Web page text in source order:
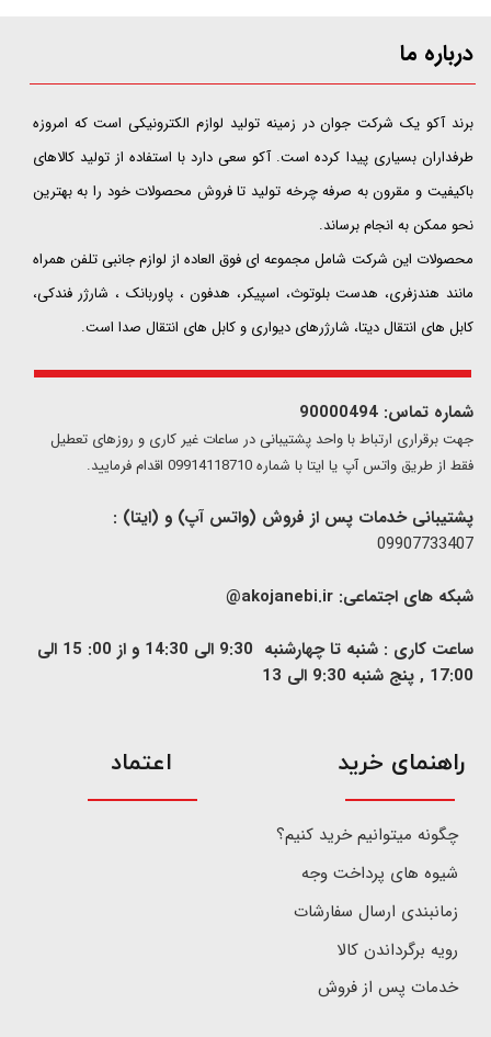
درباره ما
​​​​​​​برند آکو یک شرکت جوان در زمینه تولید لوازم الکترونیکی است که امروزه
طرفداران بسیاری پیدا کرده است. آکو سعی دارد با استفاده از تولید کالاهای
باکیفیت و مقرون به صرفه چرخه تولید تا فروش محصولات خود را به بهترین
نحو ممکن به انجام برساند.
محصولات این شرکت شامل مجموعه ای فوق العاده از لوازم جانبی تلفن همراه
مانند هندزفری، هدست بلوتوث، اسپیکر، هدفون ، پاوربانک ، شارژر فندکی،
کابل های انتقال دیتا، شارژرهای دیواری و کابل های انتقال صدا است.
شماره تماس: 90000494
​​جهت برقراری ارتباط با واحد پشتیبانی در ساعات غیر کاری و روزهای تعطیل
فقط از طریق واتس آپ یا ایتا با شماره 09914118710 اقدام فرمایید.
پشتیبانی خدمات پس از فروش (واتس آپ) و (ایتا) :
09907733407
شبکه های اجتماعی: akojanebi.ir@
ساعت کاری : شنبه تا چهارشنبه 9:30 الی 14:30 و از 00: 15 الی
17:00 , پنج شنبه 9:30 الی 13
​راهنمای خرید
چگونه میتوانیم خرید کنیم؟
شیوه های پرداخت وجه
زمانبندی ارسال سفارشات
رویه برگرداندن کالا
خدمات پس از فروش
اعتماد